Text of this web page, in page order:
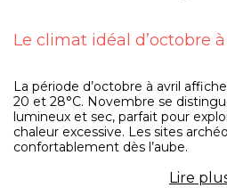
Le climat idéal d’octobre
La période d’octobre à avril
20 et 28°C. Novembre se
lumineux et sec, parfait pour
chaleur excessive. Les sites
confortablement dès l’aube.
Lire